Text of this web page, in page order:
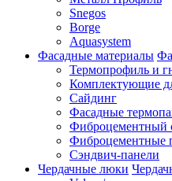
Snegos
Borge
Aquasystem
Фасадные материалы
Термопрофиль и
Комплектующие
Сайдинг
Фасадные
Фиброцементный
Сэндвич-панели
Чердачные люки